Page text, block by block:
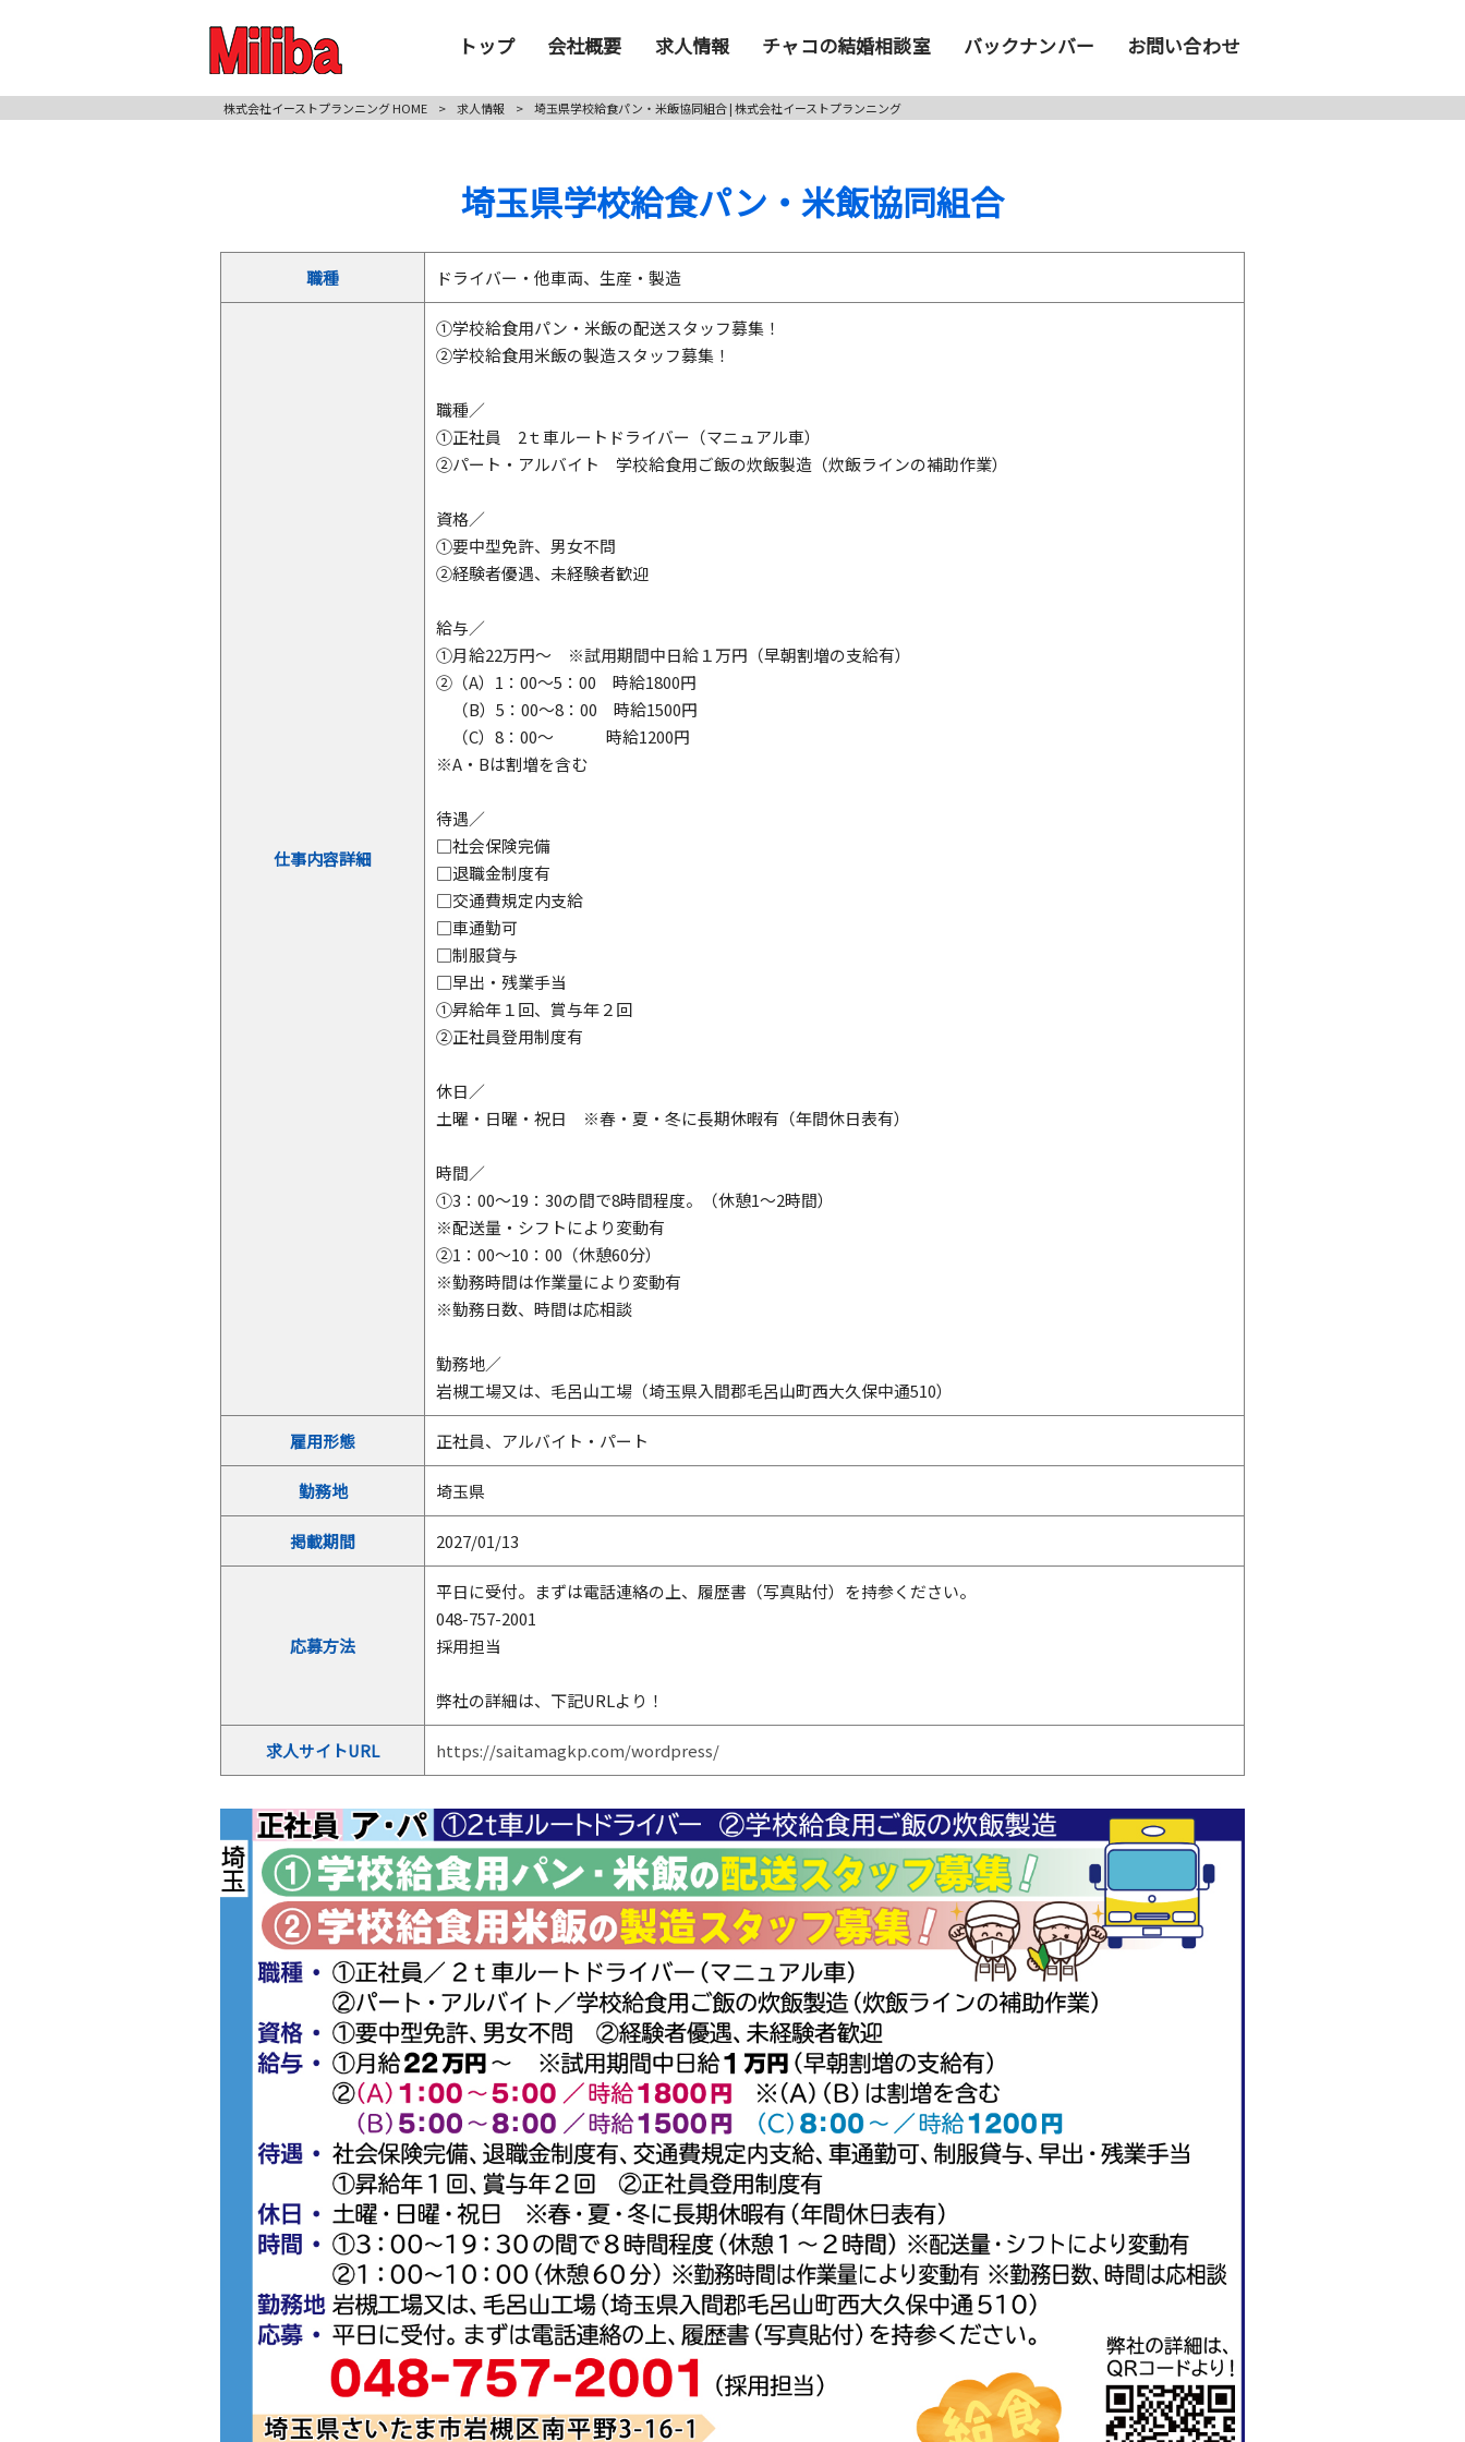
トップ 会社概要 求人情報 チャコの結婚相談室 バックナンバー お問い合わせ
株式会社イーストプランニング HOME > 求人情報 > 埼玉県学校給食パン・米飯協同組合 | 株式会社イーストプランニング
埼玉県学校給食パン・米飯協同組合
職種 ドライバー・他車両、生産・製造
仕事内容詳細
①学校給食用パン・米飯の配送スタッフ募集！
②学校給食用米飯の製造スタッフ募集！
職種／
①正社員 2ｔ車ルートドライバー（マニュアル車）
②パート・アルバイト 学校給食用ご飯の炊飯製造（炊飯ラインの補助作業）
資格／
①要中型免許、男女不問
②経験者優遇、未経験者歓迎
給与／
①月給22万円～ ※試用期間中日給１万円（早朝割増の支給有）
②（A）1：00～5：00 時給1800円
（B）5：00～8：00 時給1500円
（C）8：00～ 時給1200円
※A・Bは割増を含む
待遇／
□社会保険完備
□退職金制度有
□交通費規定内支給
□車通勤可
□制服貸与
□早出・残業手当
①昇給年１回、賞与年２回
②正社員登用制度有
休日／
土曜・日曜・祝日 ※春・夏・冬に長期休暇有（年間休日表有）
時間／
①3：00～19：30の間で8時間程度。（休憩1～2時間）
※配送量・シフトにより変動有
②1：00～10：00（休憩60分）
※勤務時間は作業量により変動有
※勤務日数、時間は応相談
勤務地／
岩槻工場又は、毛呂山工場（埼玉県入間郡毛呂山町西大久保中通510）
雇用形態 正社員、アルバイト・パート
勤務地 埼玉県
掲載期間 2027/01/13
応募方法
平日に受付。まずは電話連絡の上、履歴書（写真貼付）を持参ください。
048-757-2001
採用担当
弊社の詳細は、下記URLより！
求人サイトURL https://saitamagkp.com/wordpress/